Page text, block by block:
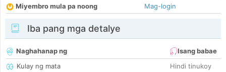
Miyembro mula pa noong
Mag-login
Iba pang mga detalye
Naghahanap ng
Isang babae
Kulay ng mata
Hindi tinukoy